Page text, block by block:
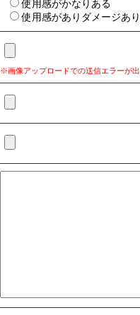
使用感がかなりある
使用感がありダメージあ
※画像アップロードでの送信エラーが